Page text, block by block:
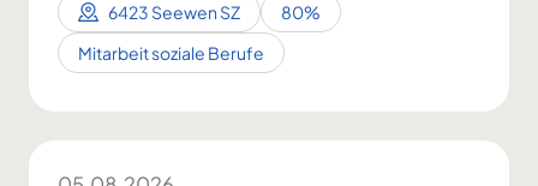
6423 Seewen SZ
80%
Mitarbeit soziale Berufe